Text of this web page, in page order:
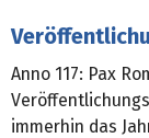
Anno 117: Pax
immerhin das